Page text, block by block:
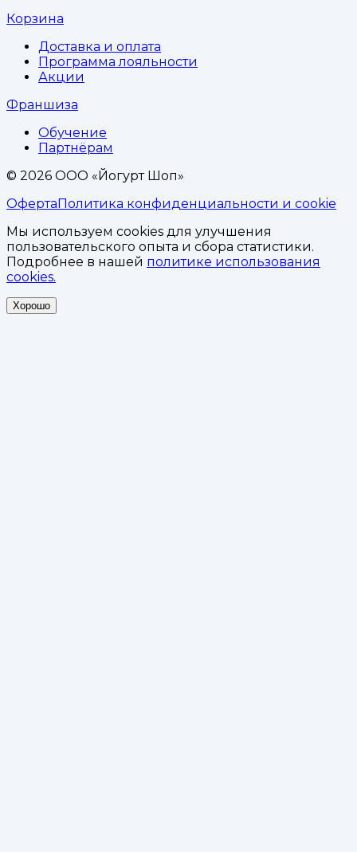
Корзина
Доставка и оплата
Программа лояльности
Акции
Франшиза
Обучение
Партнёрам
© 2026 ООО «Йогурт Шоп»
Оферта Политика конфиденциальности и cookie
Мы используем cookies для улучшения
пользовательского опыта и сбора статистики.
Подробнее в нашей политике использования
cookies.
Хорошо